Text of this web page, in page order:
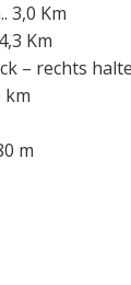
3,0 Km
Km
– rechts
km
m